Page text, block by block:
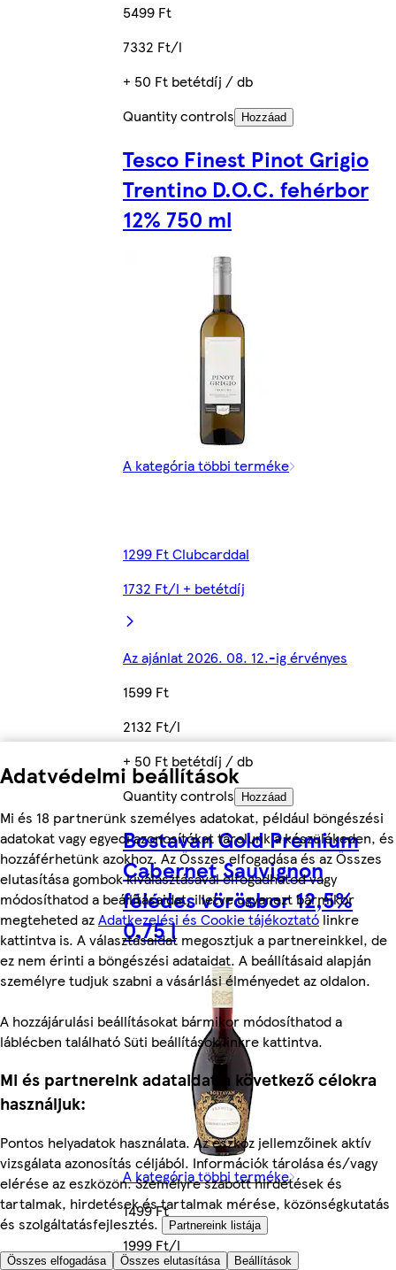
Adatvédelmi beállítások
Mi és 18 partnerünk személyes adatokat, például böngészési
adatokat vagy egyedi azonosítókat tárolunk a készülékeden, és
hozzáférhetünk azokhoz. Az Összes elfogadása és az Összes
elutasítása gombok kiválasztásával elfogadhatod vagy
módosíthatod a beállításaidat, illetve ugyanezt bármikor
megteheted azAdatkezelési és Cookie tájékoztató linkre
kattintva is. A választásaidat megosztjuk a partnereinkkel, de
ez nem érinti a böngészési adataidat. A beállításaid alapján
személyre tudjuk szabni a vásárlási élményedet az oldalon.
A hozzájárulási beállításokat bármikor módosíthatod a
láblécben található Süti beállítások linkre kattintva.
Mi és partnereink adataidat a következő célokra
használjuk:
Pontos helyadatok használata. Az eszköz jellemzőinek aktív
vizsgálata azonosítás céljából. Információk tárolása és/vagy
elérése az eszközön. Személyre szabott hirdetések és
tartalmak, hirdetések és tartalmak mérése, közönségkutatás
és szolgáltatásfejlesztés.
Partnereink listája
Összes elfogadása Összes elutasítása Beállítások
5499 Ft
7332 Ft/l
+ 50 Ft betétdíj / db
Quantity controls
Hozzáad
Tesco Finest Pinot Grigio
Trentino D.O.C. fehérbor
12% 750 ml
A kategória többi terméke
1299 Ft Clubcarddal
1732 Ft/l + betétdíj
Az ajánlat 2026. 08. 12.-ig érvényes
1599 Ft
2132 Ft/l
+ 50 Ft betétdíj / db
Quantity controls
Hozzáad
Bostavan Gold Premium
Cabernet Sauvignon
félédes vörösbor 12,5%
0,75 l
A kategória többi terméke
1499 Ft
1999 Ft/l